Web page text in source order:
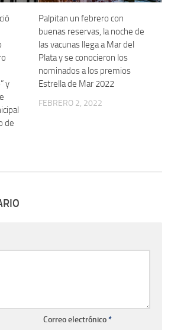
y
de
Palpitan un febrero con
buenas reservas, la noche de
las vacunas llega a Mar del
Plata y se conocieron los
nominados a los premios
Estrella de Mar 2022
FEBRERO 2, 2022
Correo electrónico*